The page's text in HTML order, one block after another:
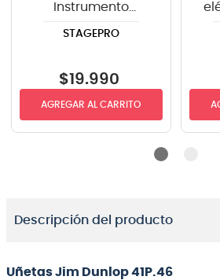
Instrumento
recto-angulo 6mts
STAGEPRO
$19.990
AGREGAR AL CARRITO
Descripción del producto
Uñetas Jim Dunlop 41P.46